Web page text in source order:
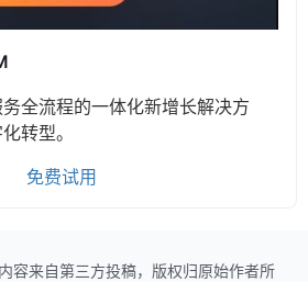
全流程的一体化新增长解决方
转型。
免费试用
容来自第三方投稿，版权归原始作者所